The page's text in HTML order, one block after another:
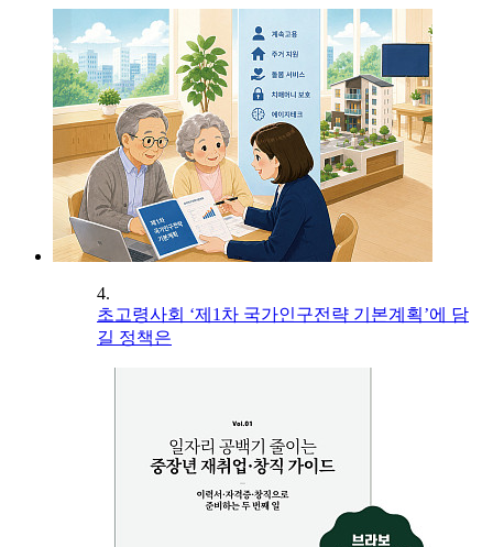
4.
초고령사회 ‘제1차 국가인구전략 기본계획’에 담
길 정책은